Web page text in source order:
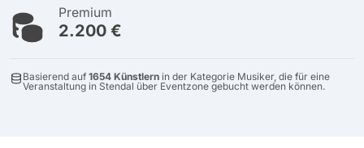
Premium
2.200 €
Basierend auf 1654 Künstlern in der Kategorie Musiker, die für eine
Veranstaltung in Stendal über Eventzone gebucht werden können.